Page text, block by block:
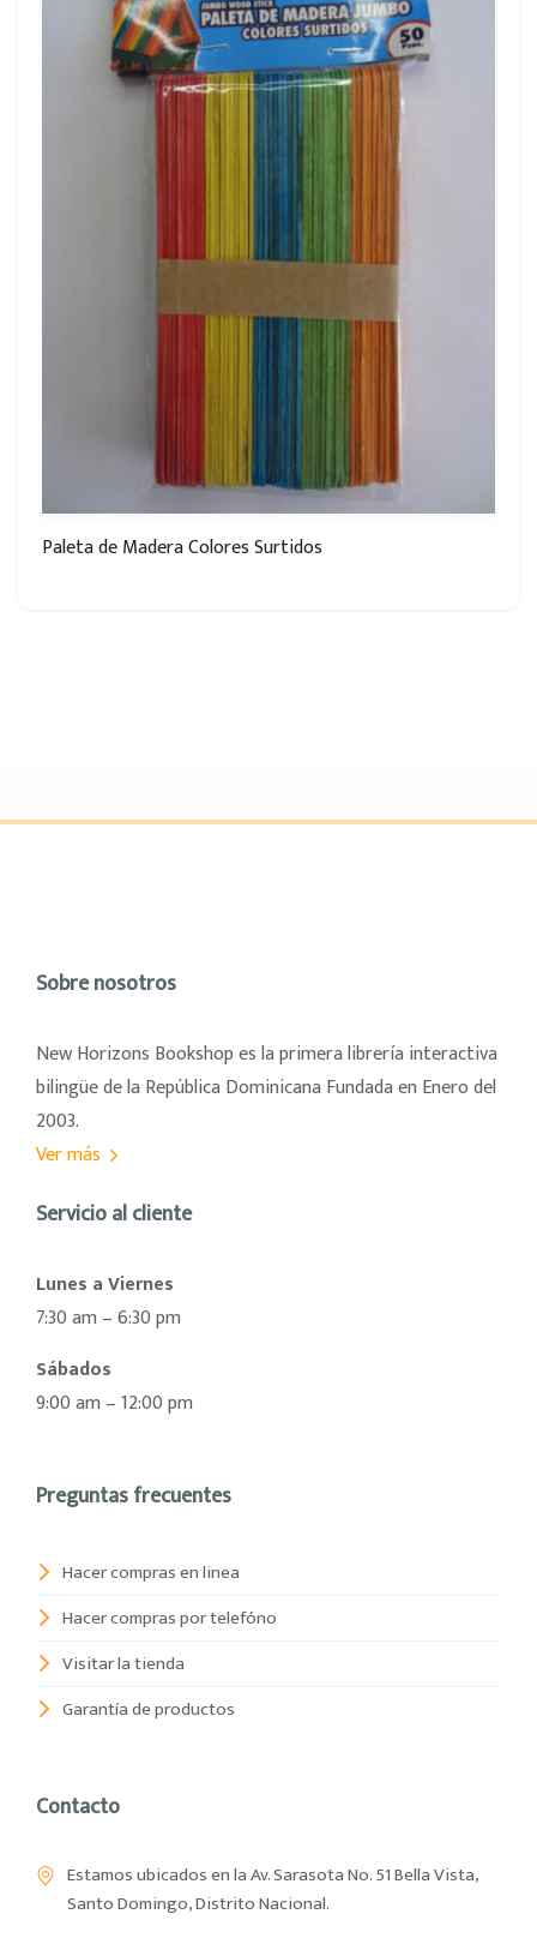
Paleta de Madera Colores Surtidos
Sobre nosotros
New Horizons Bookshop es la primera librería interactiva
bilingüe de la República Dominicana Fundada en Enero del
2003.
Ver más
Servicio al cliente
Lunes a Viernes
7:30 am – 6:30 pm
Sábados
9:00 am – 12:00 pm
Preguntas frecuentes
Hacer compras en linea
Hacer compras por telefóno
Visitar la tienda
Garantía de productos
Contacto
Estamos ubicados en la Av. Sarasota No. 51 Bella Vista,
Santo Domingo, Distrito Nacional.